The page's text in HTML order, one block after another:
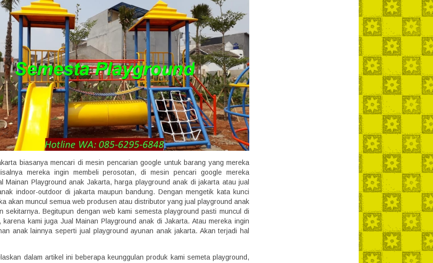
biasanya mencari di mesin pencarian google untuk barang yang mereka
mereka ingin membeli perosotan, di mesin pencari google mereka
Mainan Playground anak Jakarta, harga playground anak di jakarta atau jual
indoor-outdoor di jakarta maupun bandung. Dengan mengetik kata kunci
akan muncul semua web produsen atau distributor yang jual playground anak
sekitarnya. Begitupun dengan web kami semesta playground pasti muncul di
karena kami juga Jual Mainan Playground anak di Jakarta. Atau mereka ingin
anak lainnya seperti jual playground ayunan anak jakarta. Akan terjadi hal
dalam artikel ini beberapa keunggulan produk kami semeta playground,